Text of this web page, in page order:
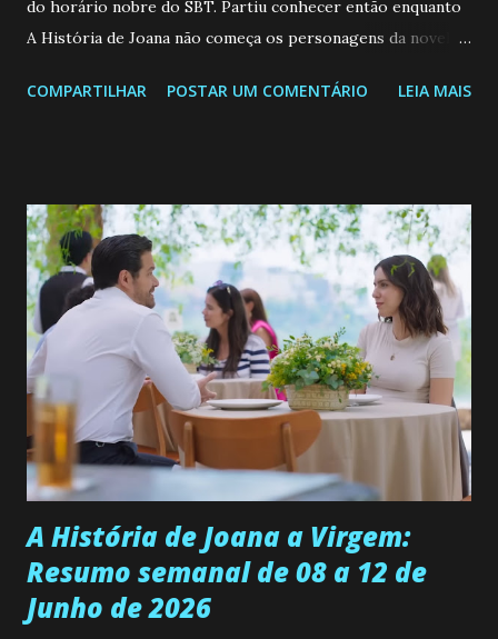
do horário nobre do SBT. Partiu conhecer então enquanto
A História de Joana não começa os personagens da novela?
de 25/05/26 a 31/05/26 JOANA GUADALUPE (Camila
permanecer virgem até encontrar o homem que realmente
ama, o que não é fácil, já que dedica todas as suas energias a
se aprimorar, trabalhando, estudando e se orgulhando de
ser a primeira mulher da família a ingressar na
universidade. Ela tem uma personalidade muito alegre, é
muito madura para a idade, determinada, criativa e
empática. Detesta injustiças e é uma ótima amiga. Pode ser
teimosa e muito persistente quando decide fazer algo.
Durante um exame ginecológico, ela é inseminada por eng...
COMPARTILHAR POSTAR UM COMENTÁRIO LEIA MAIS
A História de Joana a Virgem:
Resumo semanal de 08 a 12 de
Junho de 2026